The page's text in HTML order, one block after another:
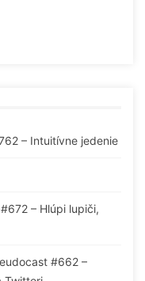
– Intuitívne jedenie
– Hlúpi lupiči,
#662 –